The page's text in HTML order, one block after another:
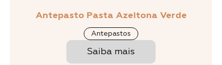
Antepasto Pasta Azeitona Verde
Antepastos
Saiba mais